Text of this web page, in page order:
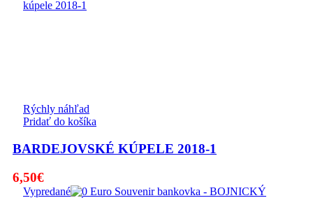
Rýchly náhľad
Pridať do košíka
BARDEJOVSKÉ KÚPELE 2018-1
6,50€
Vypredané